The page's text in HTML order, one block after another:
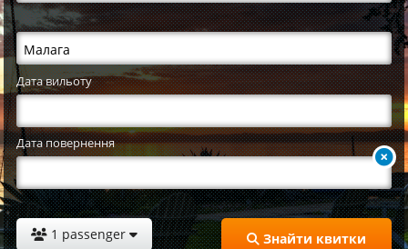
Дата вильоту
Дата повернення
1 passenger Знайти квитки